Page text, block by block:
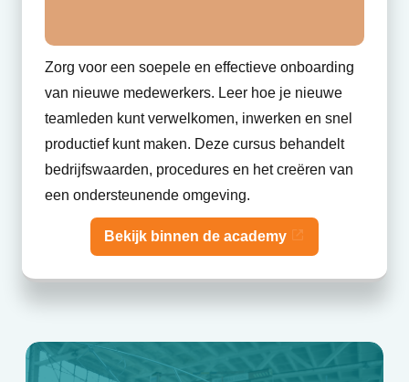
Zorg voor een soepele en effectieve onboarding
van nieuwe medewerkers. Leer hoe je nieuwe
teamleden kunt verwelkomen, inwerken en snel
productief kunt maken. Deze cursus behandelt
bedrijfswaarden, procedures en het creëren van
een ondersteunende omgeving.
Bekijk binnen de academy